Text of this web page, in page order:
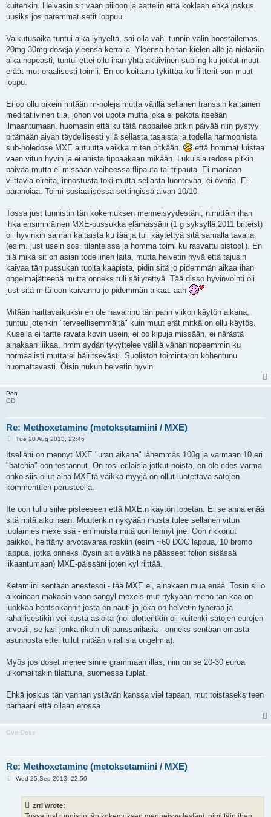
kuitenkin. Heivasin sit vaan piiloon ja aattelin että koklaan ehkä joskus
uusiks jos paremmat setit loppuu.
Vaikutusaika tuntui aika lyhyeltä, sai olla väh. tunnin välin boostailemas.
20mg-30mg doseja yleensä kerralla. Yleensä heitän kielen alle ja nielasiin
aika nopeasti, tuntui ettei ollu ihan yhtä aktiivinen subling ku jotkut muut
eräät mut oraalisesti toimii. En oo koittanu tykittää ku filtterit sun muut
loppu.
Ei oo ollu oikein mitään m-holeja mutta välillä sellanen transsin kaltainen
meditatiivinen tila, johon voi upota mutta joka ei pakota itseään
ilmaantumaan. huomasin että ku tätä nappailee pitkin päivää niin pystyy
pitämään aivan täydellisesti yllä sellasta tasaista ja todella harmoonista
sub-holedose MXE autuutta vaikka miten pitkään.
että hommat luistaa
vaan vitun hyvin ja ei ahista tippaakaan mikään. Lukuisia redose pitkin
päivää mutta ei missään vaiheessa flipauta tai tripauta. Ei maniaan
viittavia oireita, innostusta toki mutta sellasta luontevaa, ei överiä. Ei
paranoiaa. Toimi sosiaalisessa settingissä aivan 10/10.
Tossa just tunnistin tän kokemuksen menneisyydestäni, nimittäin ihan
ihka ensimmäinen MXE-pussukka elämässäni (1 g syksyllä 2011 briteist)
oli hyvinkin saman kaltaista ku tää ja tuli käytettyä sitä samalla tavalla
(esim. just usein sos. tilanteissa ja homma toimi ku rasvattu pistooli). En
tiiä mikä sit on asian todellinen laita, mutta helvetin hyvä että tajusin
kaivaa tän pussukan tuolta kaapista, pidin sitä jo pidemmän aikaa ihan
ongelmajätteenä mutta onneks tuli säilytettyä. Tää disso hyvinvointi oli
just sitä mitä oon kaivannu jo pidemmän aikaa. aah
Mitään haittavaikuksii en ole havainnu tän parin viikon käytön aikana,
tuntuu jotenkin "terveellisemmältä" kuin muut erät mitkä on ollu käytös.
Kusella ei tartte ravata kovin usein, ei oo kipuja missään, ei närästä
ainakaan liikaa, hmm sydän tykyttelee välillä vähän nopeemmin ku
normaalisti mutta ei häiritsevästi. Suoliston toiminta on kohentunu
huomattavasti. Öisin nukun helvetin hyvin.
Pen
OD
Re: Methoxetamine (metoksetamiini / MXE)
P
s
Tue 20 Aug 2013, 22:46
Itselläni on mennyt MXE "uran aikana" lähemmäs 100g ja varmaan 10 eri
"batchia" oon testannut. On tosi erilaisia jotkut noista, en ole edes varma
onko siis ollut aina MXEtä vaikka myyjä on ollut luotettava satojen
kommenttien perusteella.
Ite oon tullu siihe pisteeseen että MXE:n käytön lopetan. Ei se anna enää
sitä mitä aikoinaan. Muutenkin nykyään musta tulee sellanen vitun
luolamies mexeissä - en muista mitä oon tehnyt jne. Oon rikkonut
paikkoi, heittäny arvotavaraa roskiin (esim ~60 DOC lappua, 10 bromo
lappua, jotka onneks löysin sit eivätkä ne päässeet folion sisässä
likaantumaan) MXE-päissäni joten kyl riittää.
Ketamiini sentään anestesoi - tää MXE ei, ainakaan mua enää. Tosin sillo
aikoinaan makasin vaan sängyl mexeis mut nykyään meno tän kaa on
luokkaa bentsokännit josta en nauti ja joka on helvetin typerää ja
rahallisestikin voi kusta asioita (noi blotteritkin oli kuitenki satojen eurojen
arvosii, se lasi jonka rikoin oli panssarilasia - onneks sentään omasta
asunnosta ettei tullut mitään virallisia ongelmia).
Myös jos doset menee sinne grammaan illas, niin on se 20-30 euroa
ulkomailtakin tilattuna, suomessa tuplat.
Ehkä joskus tän vanhan ystävän kanssa viel tapaan, mut toistaseks teen
parhaani että ollaan erossa.
OverDose
Re: Methoxetamine (metoksetamiini / MXE)
PWed 25 Sep 2013, 22:50
zrrl wrote: